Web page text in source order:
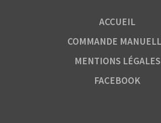
ACCUEIL
COMMANDE
MENTIONS LÉGALES
FACEBOOK